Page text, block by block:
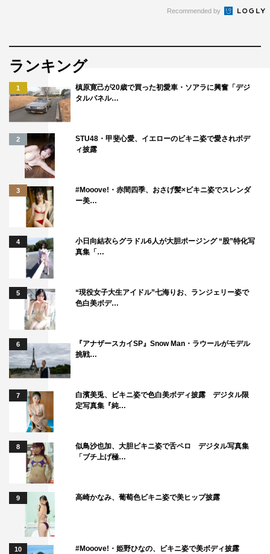
Recommended by
ランキング
1
槙原寛己が20歳で買った初愛車・ソアラに興奮「デジ
タルパネル…
2
STU48・甲斐心愛、イエローのビキニ姿で愛されボデ
ィ披露
3
#Mooove!・赤間四季、おさげ髪×ビキニ姿でスレンダ
ー美…
4
小日向結衣らグラドル6人が大胆ポージング “股”特化写
真集「…
5
“現役女子大生アイドル”七海りお、ランジェリー姿で
色白美ボデ…
6
『アナザースカイSP』Snow Man・ラウールがモデル
挑戦…
7
白濱美兎、ビキニ姿で色白美ボディ披露 デジタル限
定写真集『純…
8
似鳥沙也加、大胆ビキニ姿で舌ペロ デジタル写真集
「ブチ上げ極…
9 高崎かなみ、葡萄色ビキニ姿で美ヒップ披露
10 #Mooove!・姫野ひなの、ビキニ姿で美ボディ披露